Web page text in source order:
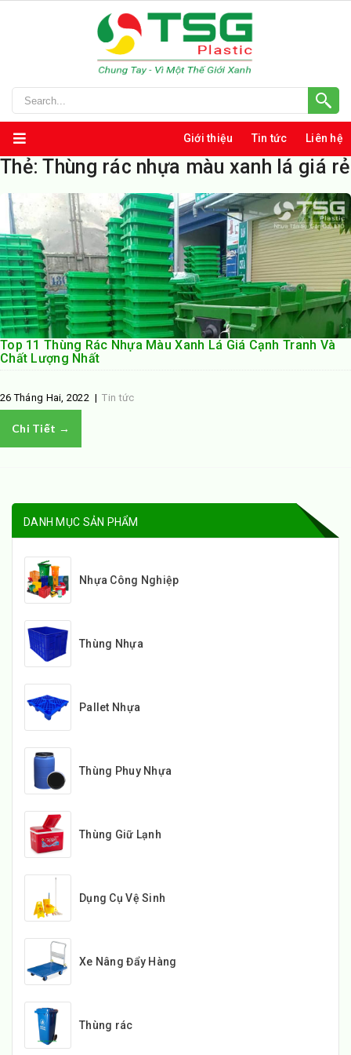
Giới thiệu Tin tức Liên hệ
Thẻ:Thùng rác nhựa màu xanh lá giá rẻ
Top 11 Thùng Rác Nhựa Màu Xanh Lá Giá Cạnh Tranh Và
Chất Lượng Nhất
26 Tháng Hai, 2022 |Tin tức
Chi Tiết →
DANH MỤC SẢN PHẨM
Nhựa Công Nghiệp
Thùng Nhựa
Pallet Nhựa
Thùng Phuy Nhựa
Thùng Giữ Lạnh
Dụng Cụ Vệ Sinh
Xe Nâng Đẩy Hàng
Thùng rác